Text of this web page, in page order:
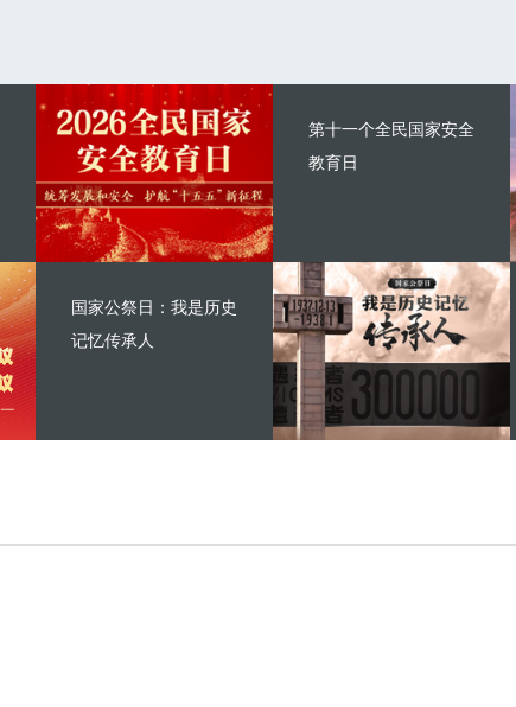
第十一个全民国家安全
教育日
国家公祭日：我是历史
记忆传承人